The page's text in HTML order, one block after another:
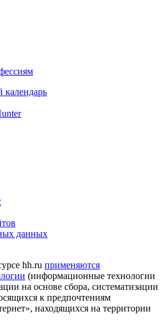
календарь
данных
hh.ru применяются
(информационные технологии
на основе сбора, систематизации
к предпочтениям
находящихся на территории